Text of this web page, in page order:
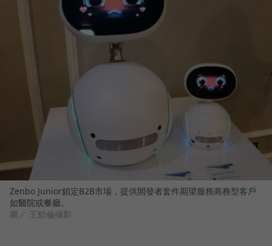
Zenbo Junior鎖定B2B市場，提供開發者套件期望服務商務型客戶
如醫院或餐廳。
圖／ 王郁倫攝影